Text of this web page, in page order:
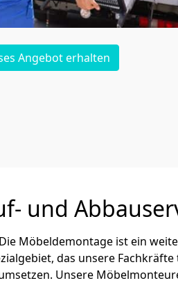
Angebot erhalten
und
Die Möbeldemontage ist ein
das unsere Fachkräfte
Unsere